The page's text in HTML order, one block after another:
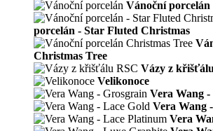
Vánoční porcelán
porcelán - Star Fluted Christmas
Christmas Tree
Vázy z
Velikonoce
Vera Wang
Vera Wang
Vera